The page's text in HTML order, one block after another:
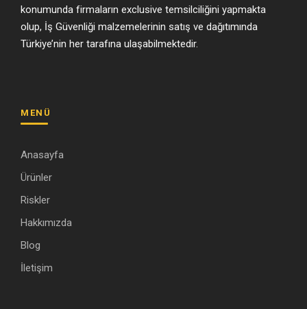
konumunda firmaların exclusive temsilciliğini yapmakta
olup, İş Güvenliği malzemelerinin satış ve dağıtımında
Türkiye’nin her tarafına ulaşabilmektedir.
MENÜ
Anasayfa
Ürünler
Riskler
Hakkımızda
Blog
İletişim